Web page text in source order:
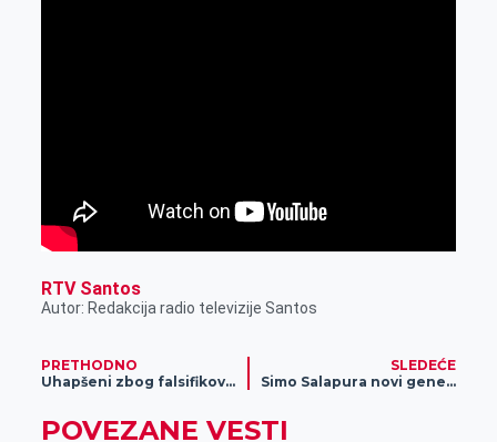
RTV Santos
Autor: Redakcija radio televizije Santos
PRETHODNO
Uhapšeni zbog falsifikovanja platnih kartica
SLEDEĆE
Simo Salapura novi generalni sekretar SSGZ
POVEZANE VESTI